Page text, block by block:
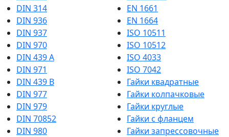
DIN 314
DIN 936
DIN 937
DIN 970
DIN 439 А
DIN 971
DIN 439 В
DIN 977
DIN 979
DIN 70852
DIN 980
EN 1661
EN 1664
ISO 10511
ISO 10512
ISO 4033
ISO 7042
Гайки квадратные
Гайки колпачковые
Гайки круглые
Гайки с фланцем
Гайки запрессовочные